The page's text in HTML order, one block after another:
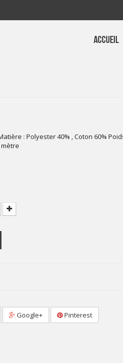
ACCUEIL
: Polyester 40% , Coton 60%
Google+ Pinterest